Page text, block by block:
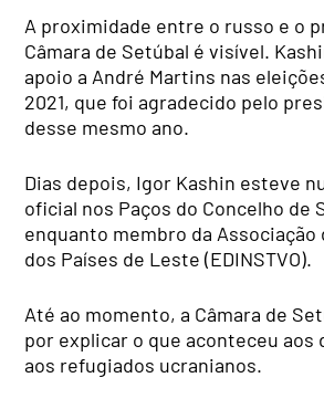
A proximidade entre o russo e o
Câmara de Setúbal é visível.
apoio a André Martins nas
2021, que foi agradecido pelo
desse mesmo ano.
Dias depois, Igor Kashin esteve
oficial nos Paços do Concelho de
enquanto membro da
dos Países de Leste (EDINSTVO).
Até ao momento, a Câmara de
por explicar o que aconteceu aos
aos refugiados ucranianos.